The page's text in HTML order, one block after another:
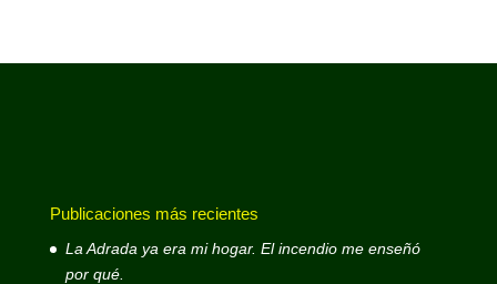
Publicaciones más recientes
La Adrada ya era mi hogar. El incendio me enseñó
por qué.